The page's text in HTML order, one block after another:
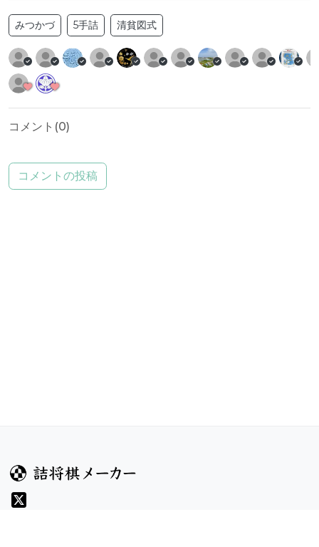
みつかづ 5手詰 清貧図式
コメント(0)
コメントの投稿